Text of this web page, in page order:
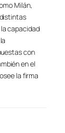
Milán,
capacidad
con
en el
la firma